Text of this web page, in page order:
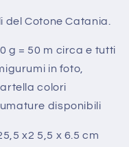
del Cotone Catania.
g = 50 m circa e tutti
in foto,
colori
disponibili
x2 5,5 x 6.5 cm